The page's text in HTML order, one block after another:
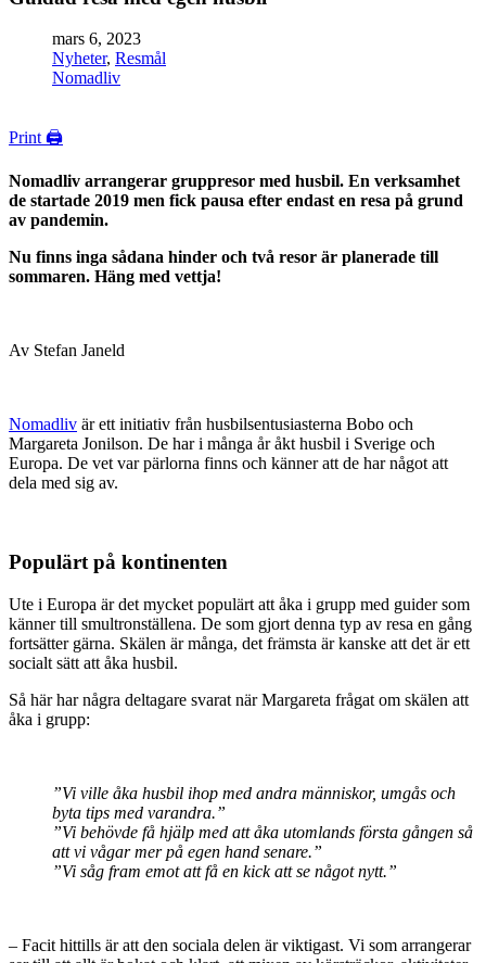
mars 6, 2023
Nyheter, Resmål
Nomadliv
Print 🖨
Nomadliv arrangerar gruppresor med husbil. En verksamhet
de startade 2019 men fick pausa efter endast en resa på grund
av pandemin.
Nu finns inga sådana hinder och två resor är planerade till
sommaren. Häng med vettja!
Av Stefan Janeld
Nomadliv är ett initiativ från husbilsentusiasterna Bobo och
Margareta Jonilson. De har i många år åkt husbil i Sverige och
Europa. De vet var pärlorna finns och känner att de har något att
dela med sig av.
Populärt på kontinenten
Ute i Europa är det mycket populärt att åka i grupp med guider som
känner till smultronställena. De som gjort denna typ av resa en gång
fortsätter gärna. Skälen är många, det främsta är kanske att det är ett
socialt sätt att åka husbil.
Så här har några deltagare svarat när Margareta frågat om skälen att
åka i grupp:
”Vi ville åka husbil ihop med andra människor, umgås och
byta tips med varandra.”
”Vi behövde få hjälp med att åka utomlands första gången så
att vi vågar mer på egen hand senare.”
”Vi såg fram emot att få en kick att se något nytt.”
– Facit hittills är att den sociala delen är viktigast. Vi som arrangerar